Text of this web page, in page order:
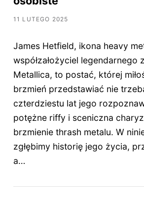
11 LUTEGO 2025
James Hetfield, ikona heavy
współzałożyciel legendarnego
Metallica, to postać, której
brzmień przedstawiać nie
czterdziestu lat jego
potężne riffy i sceniczna
brzmienie thrash metalu. W
zgłębimy historię jego życia,
a…